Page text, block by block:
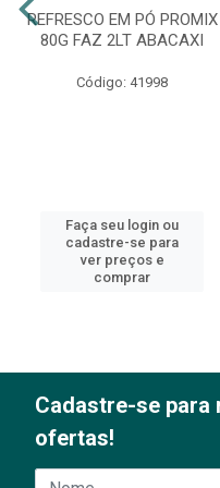
REFRESCO EM PÓ PROMIX
80G FAZ 2LT ABACAXI
Código: 41998
Faça seu login ou
cadastre-se para
ver preços e
comprar
Cadastre-se para
ofertas!